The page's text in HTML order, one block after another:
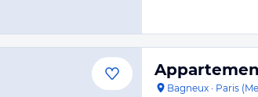
Bagneux · Paris